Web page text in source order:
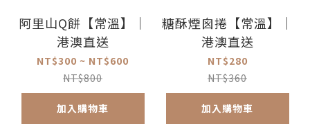
阿里山Q餅【常溫】｜
港澳直送
NT$300 ~ NT$600
NT$800
加入購物車
糖酥煙囪捲【常溫】｜
港澳直送
NT$280
NT$360
加入購物車